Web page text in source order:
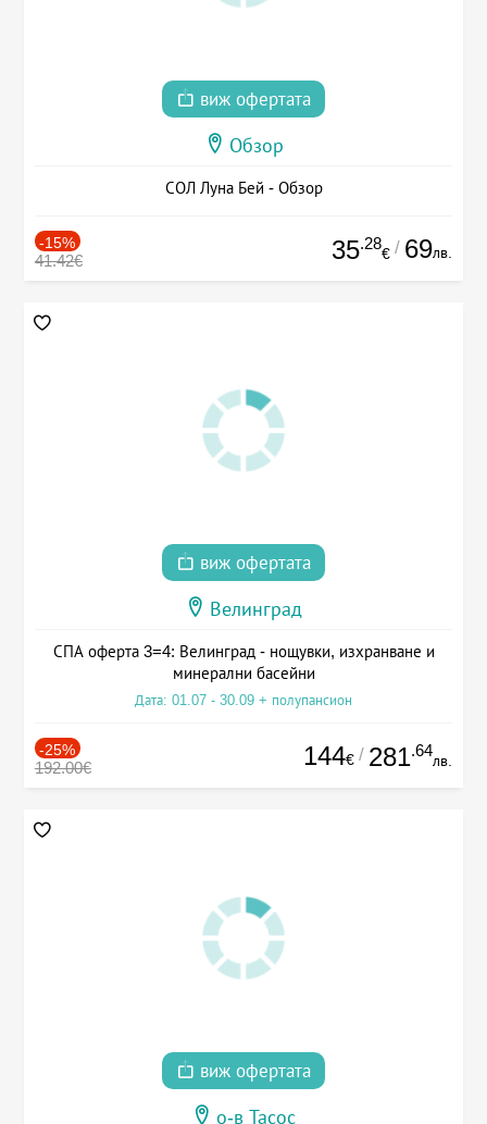
виж офертата
Обзор
СОЛ Луна Бей - Обзор
-15%
41.42€ 35.28
€ / 69лв.
виж офертата
Велинград
СПА оферта 3=4: Велинград - нощувки, изхранване и
минерални басейни
Дата: 01.07 - 30.09 + полупансион
-25%
192.00€ 144€ / 281.64
лв.
виж офертата
о-в Тасос